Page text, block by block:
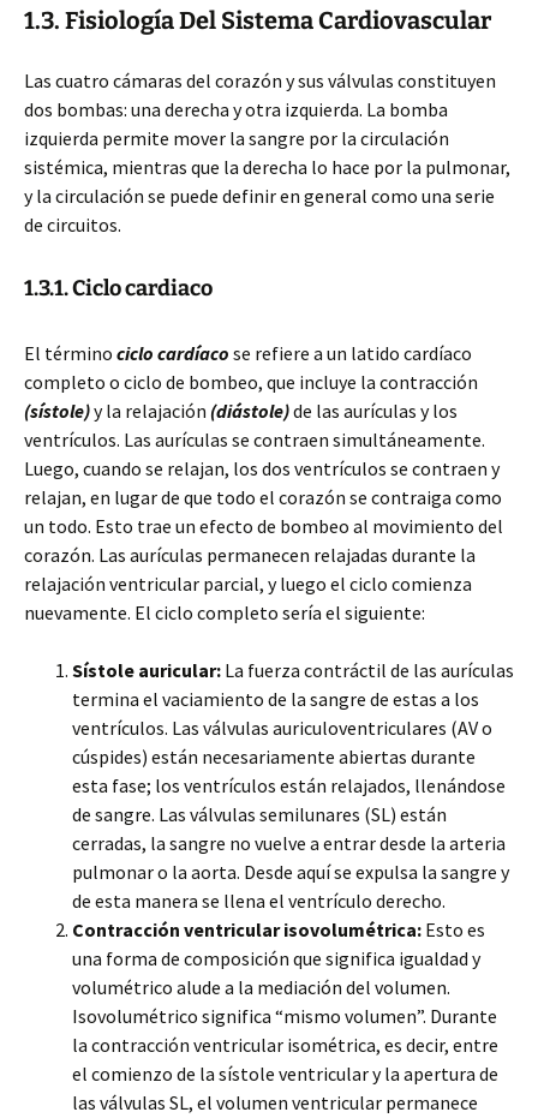
1.3. Fisiología Del Sistema Cardiovascular
Las cuatro cámaras del corazón y sus válvulas constituyen
dos bombas: una derecha y otra izquierda. La bomba
izquierda permite mover la sangre por la circulación
sistémica, mientras que la derecha lo hace por la pulmonar,
y la circulación se puede definir en general como una serie
de circuitos.
1.3.1. Ciclo cardiaco
El término ciclo cardíaco se refiere a un latido cardíaco
completo o ciclo de bombeo, que incluye la contracción
(sístole)y la relajación (diástole)de las aurículas y los
ventrículos. Las aurículas se contraen simultáneamente.
Luego, cuando se relajan, los dos ventrículos se contraen y
relajan, en lugar de que todo el corazón se contraiga como
un todo. Esto trae un efecto de bombeo al movimiento del
corazón. Las aurículas permanecen relajadas durante la
relajación ventricular parcial, y luego el ciclo comienza
nuevamente. El ciclo completo sería el siguiente:
Sístole auricular: La fuerza contráctil de las aurículas
termina el vaciamiento de la sangre de estas a los
ventrículos. Las válvulas auriculoventriculares (AV o
cúspides) están necesariamente abiertas durante
esta fase; los ventrículos están relajados, llenándose
de sangre. Las válvulas semilunares (SL) están
cerradas, la sangre no vuelve a entrar desde la arteria
pulmonar o la aorta. Desde aquí se expulsa la sangre y
de esta manera se llena el ventrículo derecho.
Contracción ventricular isovolumétrica: Esto es
una forma de composición que significa igualdad y
volumétrico alude a la mediación del volumen.
Isovolumétrico significa “mismo volumen”. Durante
la contracción ventricular isométrica, es decir, entre
el comienzo de la sístole ventricular y la apertura de
las válvulas SL, el volumen ventricular permanece